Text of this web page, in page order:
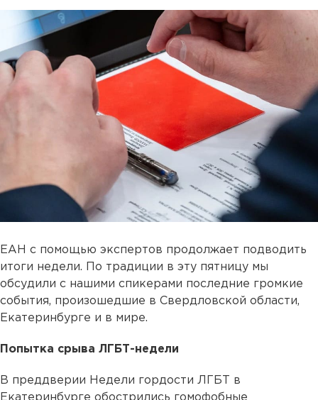
ЕАН с помощью экспертов продолжает подводить
итоги недели. По традиции в эту пятницу мы
обсудили с нашими спикерами последние громкие
события, произошедшие в Свердловской области,
Екатеринбурге и в мире.
Попытка срыва ЛГБТ-недели
В преддверии Недели гордости ЛГБТ в
Екатеринбурге обострились гомофобные